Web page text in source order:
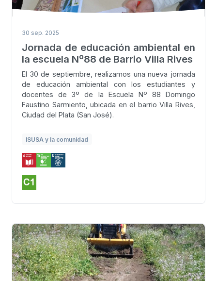
30 sep. 2025
Jornada de educación ambiental en
la escuela Nº88 de Barrio Villa Rives
El 30 de septiembre, realizamos una nueva jornada
de educación ambiental con los estudiantes y
docentes de 3º de la Escuela Nº 88 Domingo
Faustino Sarmiento, ubicada en el barrio Villa Rives,
Ciudad del Plata (San José).
ISUSA y la comunidad